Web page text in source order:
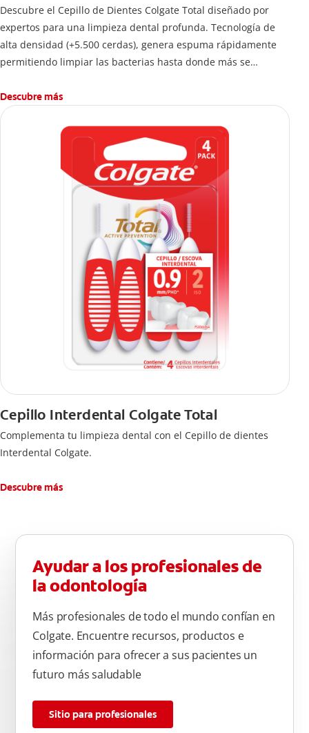
Descubre el Cepillo de Dientes Colgate Total diseñado por
expertos para una limpieza dental profunda. Tecnología de
alta densidad (+5.500 cerdas), genera espuma rápidamente
permitiendo limpiar las bacterias hasta donde más se
Descubre más
Cepillo Interdental Colgate Total
Complementa tu limpieza dental con el Cepillo de dientes
Interdental Colgate.
Descubre más
Ayudar a los profesionales de
la odontología
Más profesionales de todo el mundo confían en
Colgate. Encuentre recursos, productos e
información para ofrecer a sus pacientes un
futuro más saludable
Sitio para profesionales